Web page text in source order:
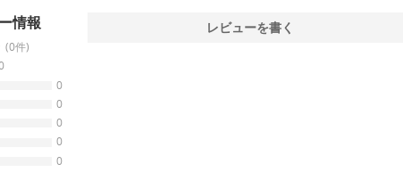
情報
(0件)
0
0
0
0
0
レビューを書く